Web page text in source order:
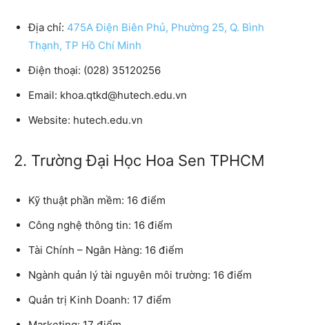
Địa chỉ: 475A Điện Biên Phủ, Phường 25, Q. Bình
Thạnh, TP Hồ Chí Minh
Điện thoại: (028) 35120256
Email: khoa.qtkd@hutech.edu.vn
Website: hutech.edu.vn
2. Trường Đại Học Hoa Sen TPHCM
Kỹ thuật phần mềm: 16 điểm
Công nghệ thông tin: 16 điểm
Tài Chính – Ngân Hàng: 16 điểm
Ngành quản lý tài nguyên môi trường: 16 điểm
Quản trị Kinh Doanh: 17 điểm